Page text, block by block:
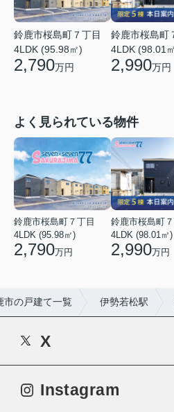
鈴鹿市桜島町７丁目
4LDK (95.98㎡)
2,790万円
鈴鹿市桜島町
4LDK (98.01
2,990万円
よく見られている物件
鈴鹿市桜島町７丁目
4LDK (95.98㎡)
2,790万円
鈴鹿市桜島町
4LDK (98.01㎡)
2,990万円
市の戸建て一覧 伊勢若松駅
X
Instagram